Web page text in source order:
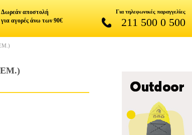
Δωρεάν αποστολή
για αγορές άνω των 90€
Για τηλεφωνικές παραγγελίες
211 500 0 500